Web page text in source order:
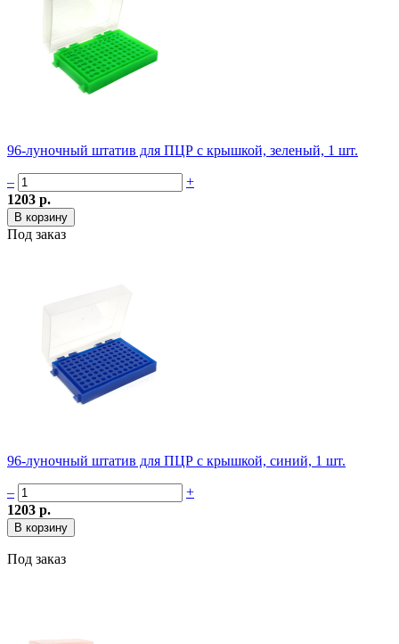
96-луночный штатив для ПЦР с крышкой, зеленый, 1 шт.
–
+
1203 р.
Под заказ
96-луночный штатив для ПЦР с крышкой, синий, 1 шт.
–
+
1203 р.
Под заказ